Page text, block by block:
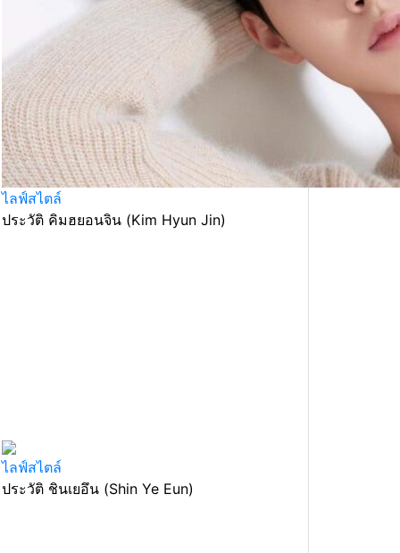
ไลฟ์สไตล์
ประวัติ คิมฮยอนจิน (Kim Hyun Jin)
ไลฟ์สไตล์
ประวัติ ชินเยอึน (Shin Ye Eun)